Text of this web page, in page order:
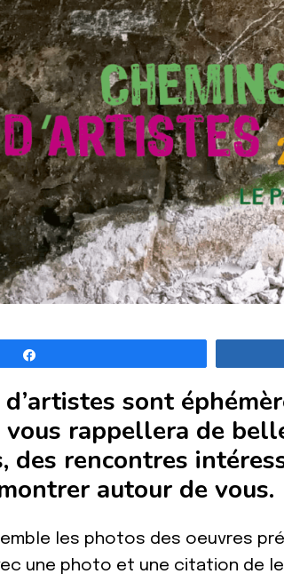
sont
vous rappellera de
des rencontres
autour de vous.
les photos des oeuvres
une photo et une citation de